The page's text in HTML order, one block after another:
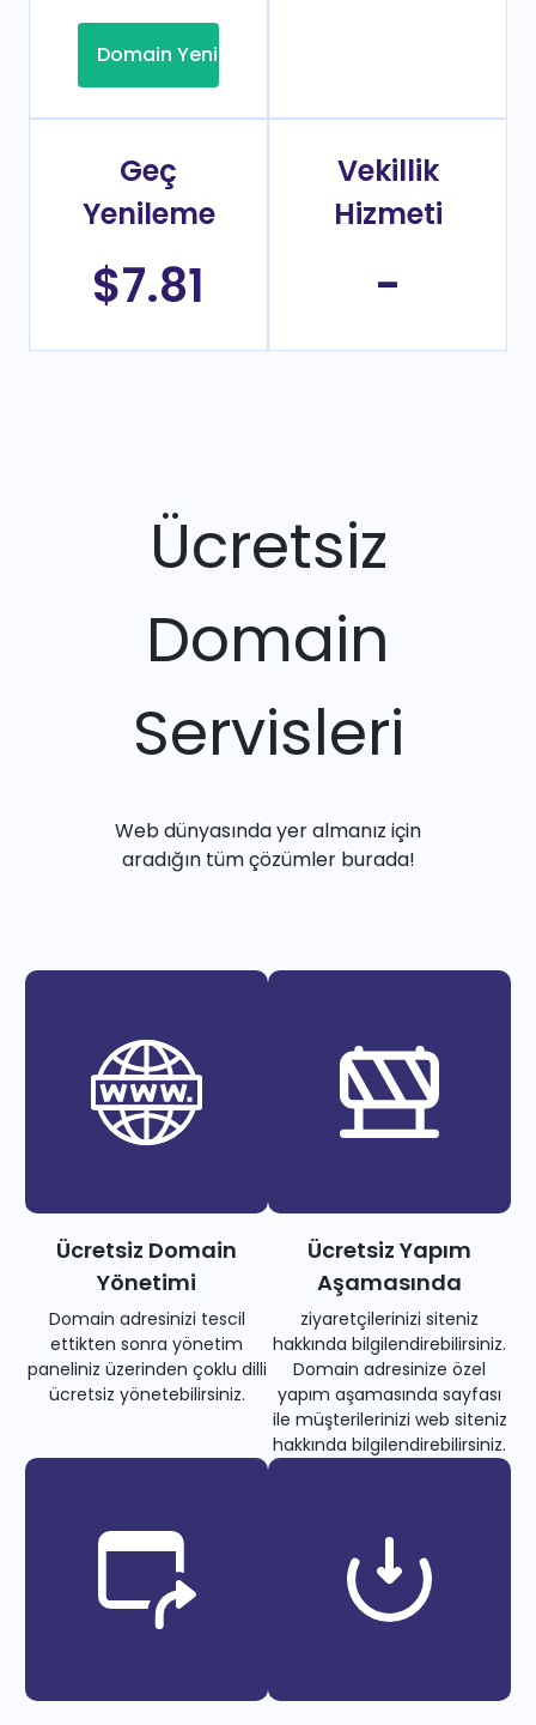
Domain Yenileme
Geç
Yenileme
$7.81
Vekillik
Hizmeti
-
Ücretsiz
Domain
Servisleri
Web dünyasında yer almanız için
aradığın tüm çözümler burada!
Ücretsiz Domain
Yönetimi
Domain adresinizi tescil
ettikten sonra yönetim
paneliniz üzerinden çoklu dilli
ücretsiz yönetebilirsiniz.
Ücretsiz Yapım
Aşamasında
ziyaretçilerinizi siteniz
hakkında bilgilendirebilirsiniz.
Domain adresinize özel
yapım aşamasında sayfası
ile müşterilerinizi web siteniz
hakkında bilgilendirebilirsiniz.